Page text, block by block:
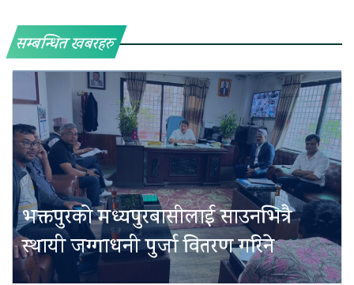
सम्बन्धित खबरहरु
भक्तपुरको मध्यपुरबासीलाई साउनभित्रै
स्थायी जग्गाधनी पुर्जा वितरण गरिने